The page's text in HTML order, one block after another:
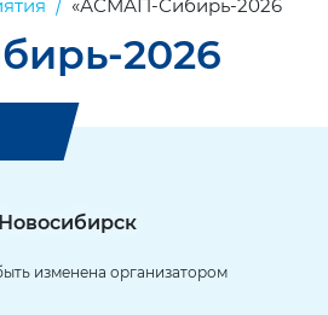
«АСМАП-Сибирь-2026
2026
изменена организатором